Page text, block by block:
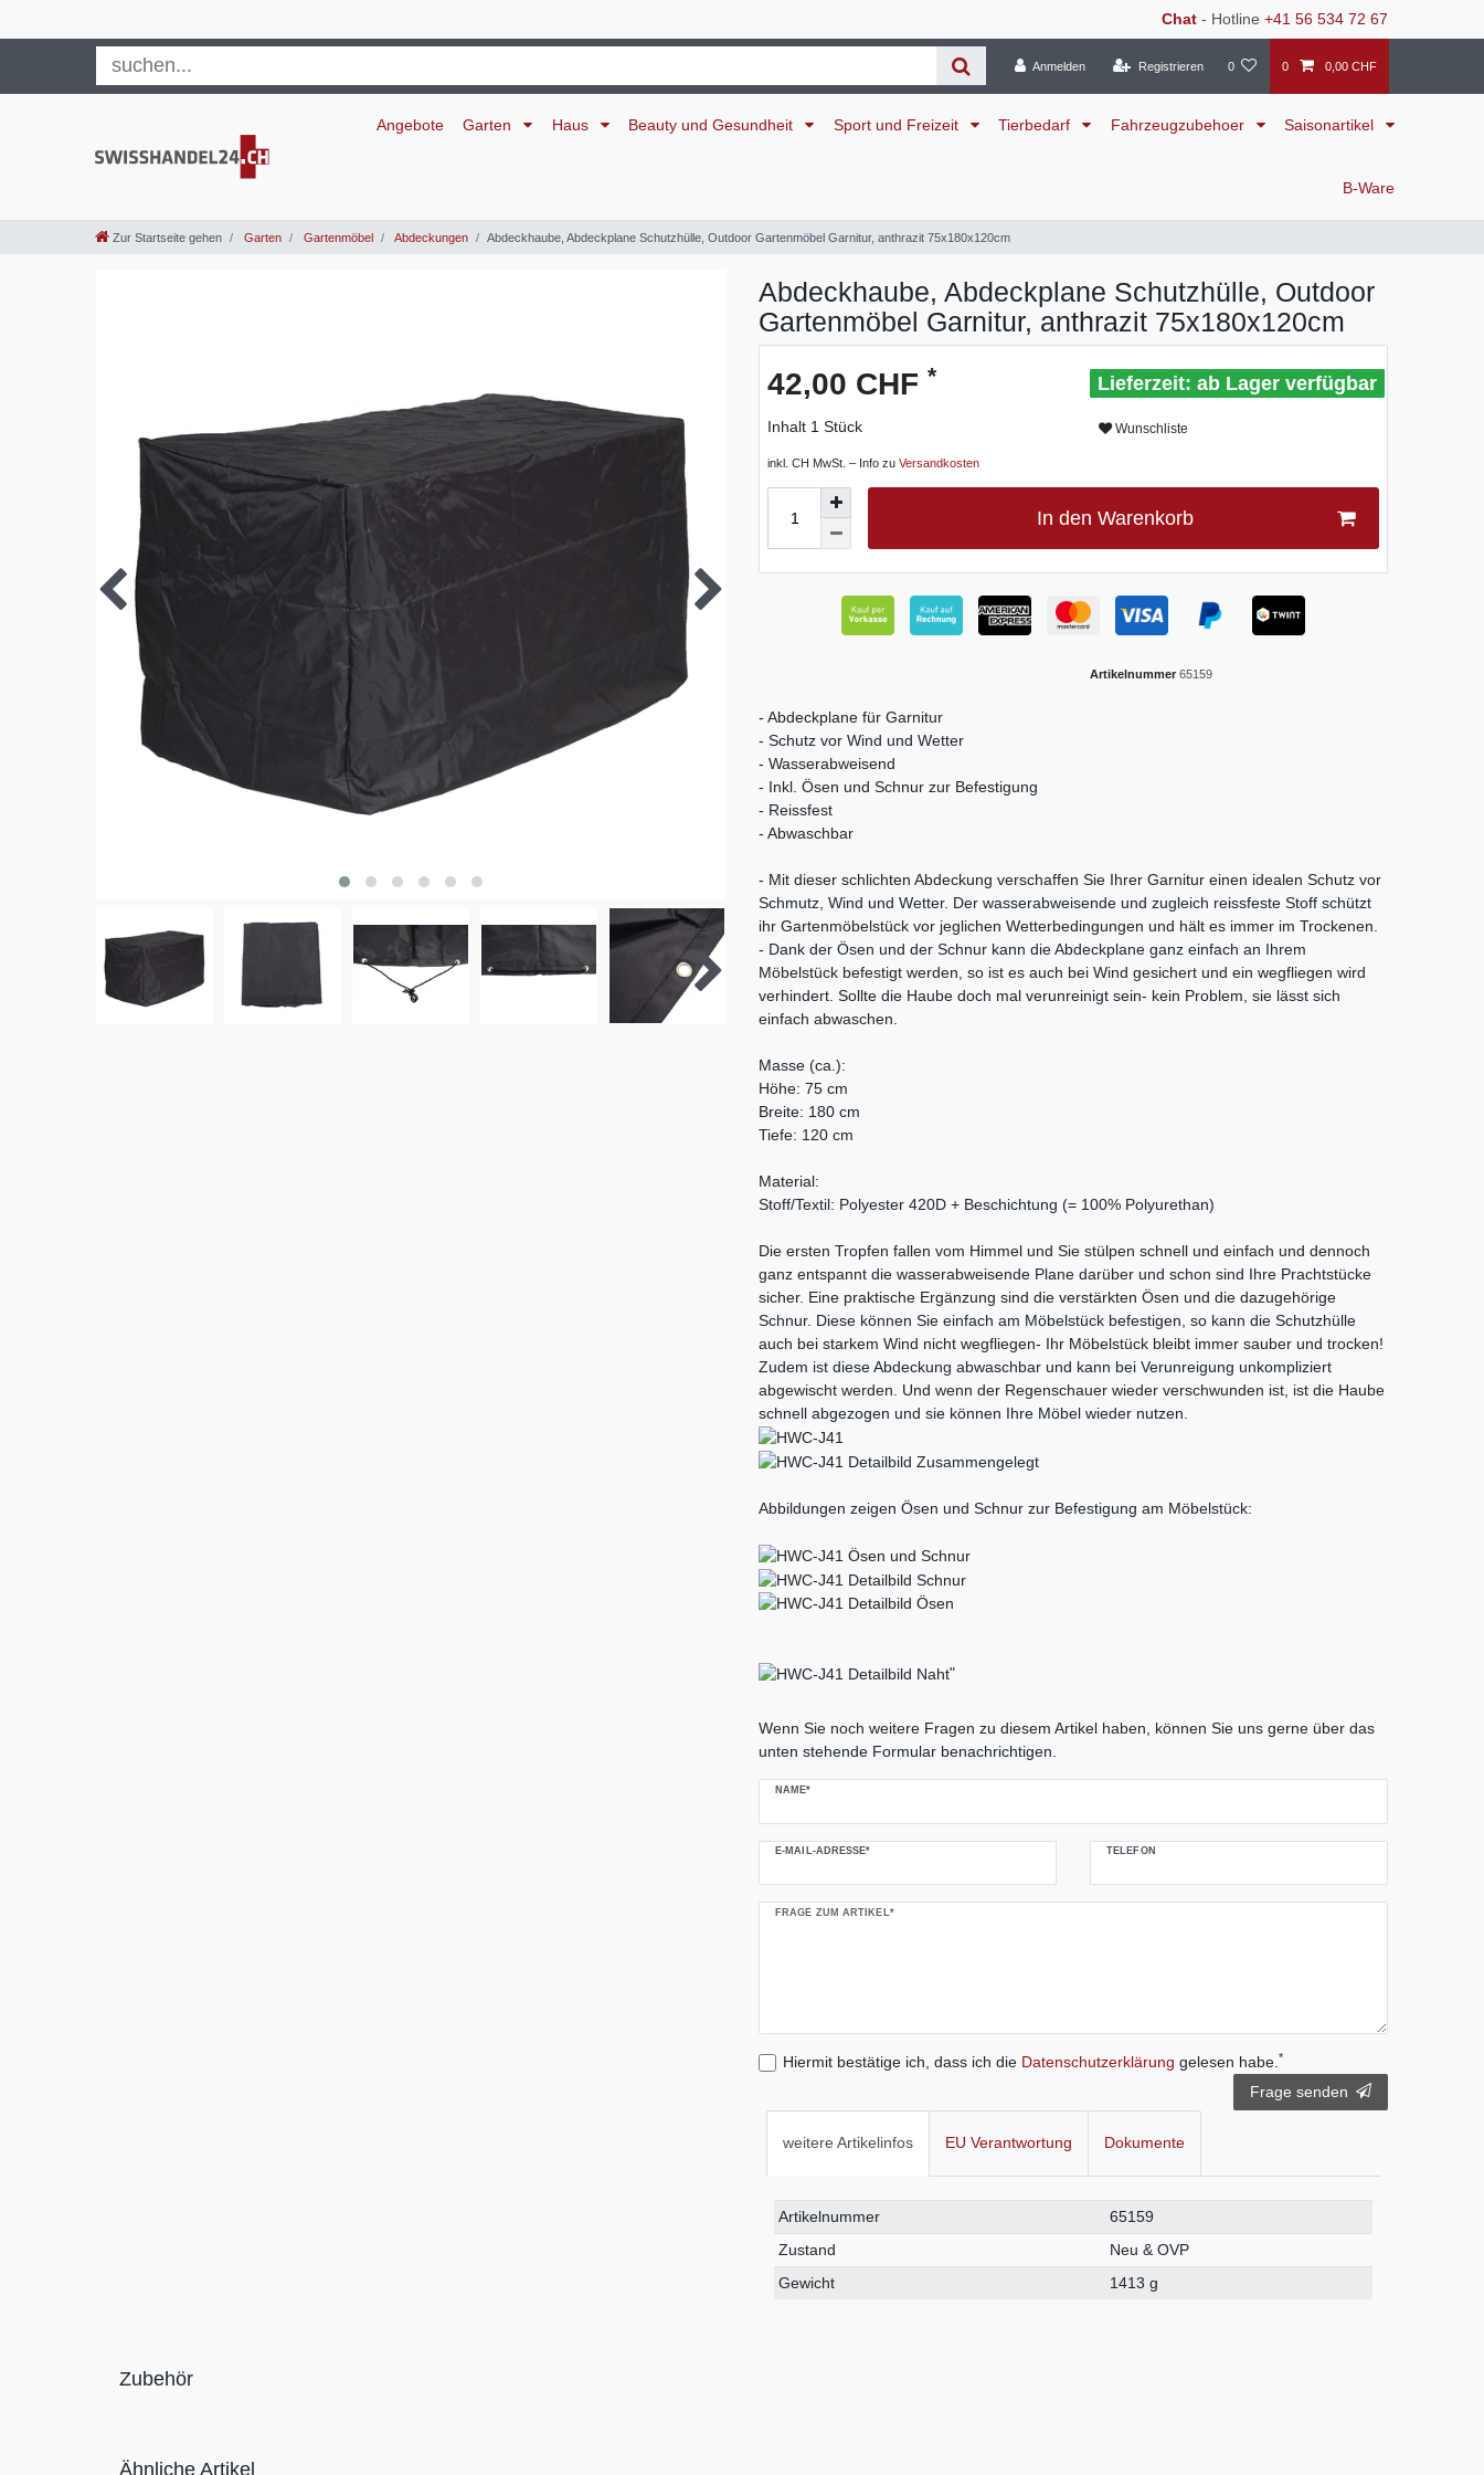
Chat - Hotline +41 56 534 72 67
Anmelden Registrieren 0 0 0,00 CHF
Angebote Garten Haus Beauty und Gesundheit Sport und Freizeit Tierbedarf Fahrzeugzubehoer Saisonartikel
B-Ware
Zur Startseite gehen Garten Gartenmöbel Abdeckungen Abdeckhaube, Abdeckplane Schutzhülle, Outdoor Gartenmöbel Garnitur, anthrazit 75x180x120cm
Abdeckhaube, Abdeckplane Schutzhülle, Outdoor
Gartenmöbel Garnitur, anthrazit 75x180x120cm
42,00 CHF *
Inhalt 1 Stück
inkl. CH MwSt. – Info zu Versandkosten
ab Lager verfügbar
Wunschliste
In den Warenkorb
Artikelnummer 65159
- Abdeckplane für Garnitur
- Schutz vor Wind und Wetter
- Wasserabweisend
- Inkl. Ösen und Schnur zur Befestigung
- Reissfest
- Abwaschbar
- Mit dieser schlichten Abdeckung verschaffen Sie Ihrer Garnitur einen idealen Schutz vor
Schmutz, Wind und Wetter. Der wasserabweisende und zugleich reissfeste Stoff schützt
ihr Gartenmöbelstück vor jeglichen Wetterbedingungen und hält es immer im Trockenen.
- Dank der Ösen und der Schnur kann die Abdeckplane ganz einfach an Ihrem
Möbelstück befestigt werden, so ist es auch bei Wind gesichert und ein wegfliegen wird
verhindert. Sollte die Haube doch mal verunreinigt sein- kein Problem, sie lässt sich
einfach abwaschen.
Masse (ca.):
Höhe: 75 cm
Breite: 180 cm
Tiefe: 120 cm
Material:
Stoff/Textil: Polyester 420D + Beschichtung (= 100% Polyurethan)
Die ersten Tropfen fallen vom Himmel und Sie stülpen schnell und einfach und dennoch
ganz entspannt die wasserabweisende Plane darüber und schon sind Ihre Prachtstücke
sicher. Eine praktische Ergänzung sind die verstärkten Ösen und die dazugehörige
Schnur. Diese können Sie einfach am Möbelstück befestigen, so kann die Schutzhülle
auch bei starkem Wind nicht wegfliegen- Ihr Möbelstück bleibt immer sauber und trocken!
Zudem ist diese Abdeckung abwaschbar und kann bei Verunreigung unkompliziert
abgewischt werden. Und wenn der Regenschauer wieder verschwunden ist, ist die Haube
schnell abgezogen und sie können Ihre Möbel wieder nutzen.
Abbildungen zeigen Ösen und Schnur zur Befestigung am Möbelstück:
"
Wenn Sie noch weitere Fragen zu diesem Artikel haben, können Sie uns gerne über das
unten stehende Formular benachrichtigen.
NAME*
E-MAIL-ADRESSE* TELEFON
FRAGE ZUM ARTIKEL*
Hiermit bestätige ich, dass ich die Daten­schutz­erklärung gelesen habe.*
Frage senden
weitere Artikelinfos EU Verantwortung Dokumente
Technisches
Merkmal
Wert
Artikelnummer
65159
Zustand
Neu & OVP
Gewicht
1413 g
Zubehör
Ähnliche Artikel